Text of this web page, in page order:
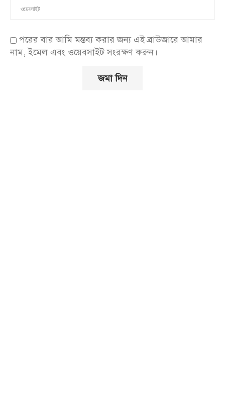
পরের বার আমি মন্তব্য করার জন্য এই ব্রাউজারে আমার
নাম, ইমেল এবং ওয়েবসাইট সংরক্ষণ করুন।